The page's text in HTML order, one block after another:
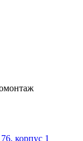
корпус 1